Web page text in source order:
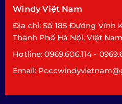
Windy Việt Nam
Địa chỉ: Số 185 Đường Vĩnh
Thành Phố Hà Nội, Việt Nam
Hotline: 0969.606.114 -
Email: